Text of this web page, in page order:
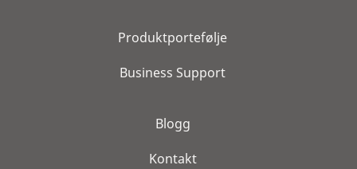
Produktportefølje
Business Support
Blogg
Kontakt